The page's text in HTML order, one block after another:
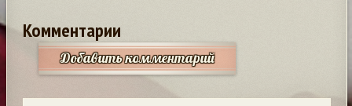
Комментарии
Добавить комментарий